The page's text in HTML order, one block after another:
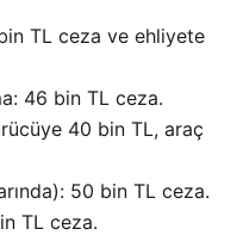
TL ceza ve ehliyete
46 bin TL ceza.
40 bin TL, araç
50 bin TL ceza.
TL ceza.